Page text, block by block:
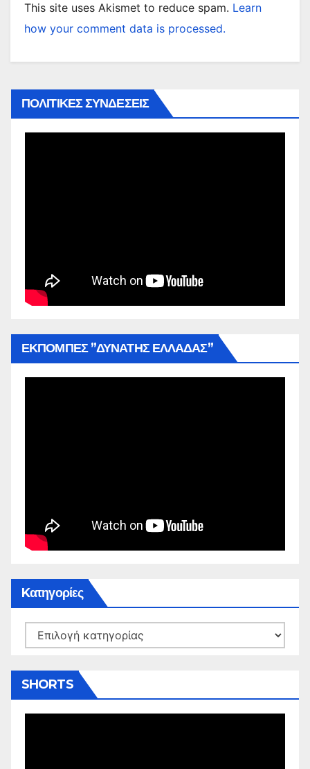
This site uses Akismet to reduce spam. Learn
how your comment data is processed.
ΠΟΛΙΤΙΚΕΣ ΣΥΝΔΕΣΕΙΣ
ΕΚΠΟΜΠΕΣ ”ΔΥΝΑΤΗΣ ΕΛΛΑΔΑΣ”
Kατηγορίες
Kατηγορίες
SHORTS